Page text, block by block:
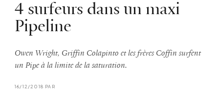
4 surfeurs dans un maxi
Pipeline
Owen Wright, Griffin Colapinto et les frères Coffin surfent
un Pipe à la limite de la saturation.
16/12/2018 PAR